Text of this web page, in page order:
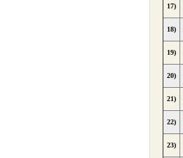
17)
18)
19)
20)
21)
22)
23)